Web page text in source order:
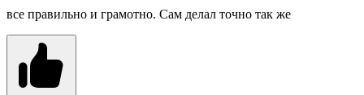
все правильно и грамотно. Сам делал точно так же